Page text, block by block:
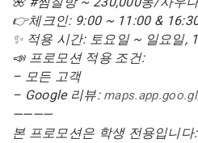
👉체크인: 9:00 ~ 11:00 &
✨ 적용 시간: 토요일 ~ 일요일
📣 프로모션 적용 조건:
– 모든 고객
– Google 리뷰:
————
본 프로모션은 학생 전용입니다: